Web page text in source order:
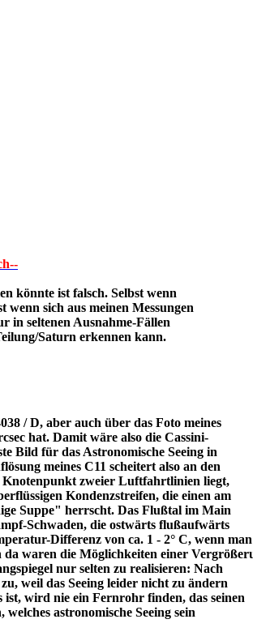
könnte ist falsch. Selbst wenn
wenn sich aus meinen Messungen
in seltenen Ausnahme-Fällen
Saturn erkennen kann.
/ D, aber auch über das Foto meines
hat. Damit wäre also die Cassini-
Bild für das Astronomische Seeing in
meines C11 scheitert also an den
Knotenpunkt zweier Luftfahrtlinien liegt,
Kondenzstreifen, die einen am
Suppe" herrscht. Das Flußtal im Main
Schwaden, die ostwärts flußaufwärts
Differenz von ca. 1 - 2° C, wenn man
waren die Möglichkeiten einer
nur selten zu realisieren: Nach
weil das Seeing leider nicht zu ändern
wird nie ein Fernrohr finden, das seinen
astronomische Seeing sein